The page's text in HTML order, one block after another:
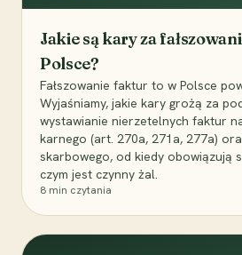
Jakie są kary za
Polsce?
Fałszowanie faktur to w Polsce
Wyjaśniamy, jakie kary grożą za
wystawianie nierzetelnych faktur
karnego (art. 270a, 271a, 277a)
skarbowego, od kiedy obowiązują
czym jest czynny żal.
8 min czytania